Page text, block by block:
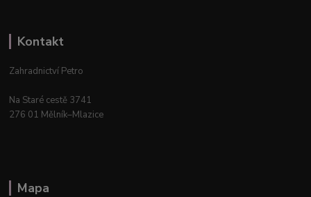
Kontakt
Zahradnictví Petro
Na Staré cestě 3741
276 01 Mělník–Mlazice
Mapa